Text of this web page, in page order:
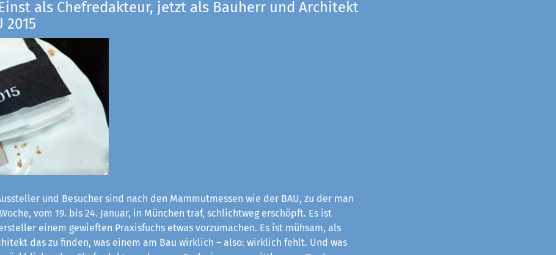
Einst als Chefredakteur, jetzt als Bauherr und Architekt
2015
und Besucher sind nach den Mammutmessen wie der BAU, zu der man
vom 19. bis 24. Januar, in München traf, schlichtweg erschöpft. Es ist
einem gewieften Praxisfuchs etwas vorzumachen. Es ist mühsam, als
das zu finden, was einem am Bau wirklich – also: wirklich fehlt. Und was